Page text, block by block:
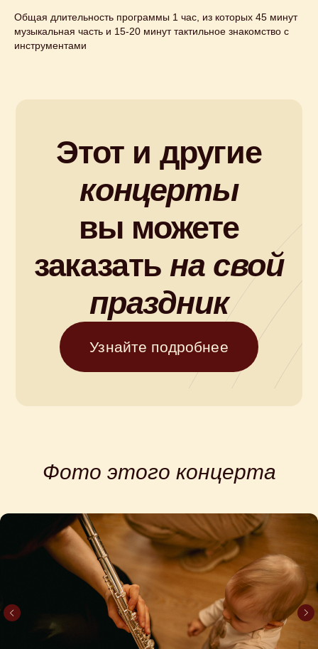
Общая длительность программы 1 час, из которых 45 минут
музыкальная часть и 15-20 минут тактильное знакомство с
инструментами
Фото этого концерта
Купите билет